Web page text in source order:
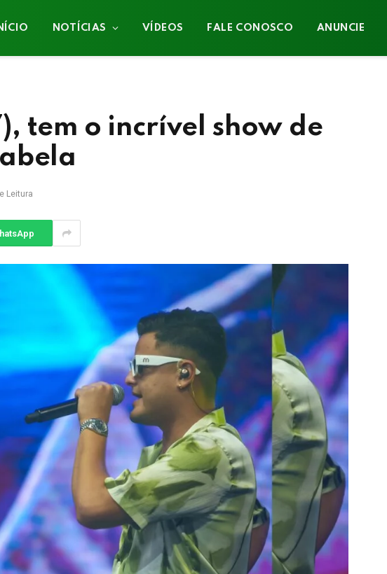
NOTÍCIAS VÍDEOS FALE CONOSCO ANUNCIE
tem o incrível show de
Leitura